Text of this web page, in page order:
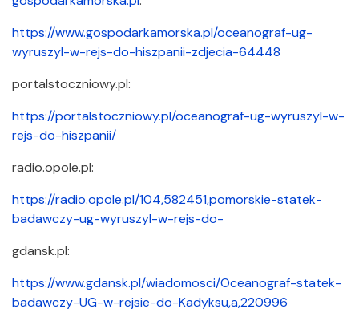
https://www.gospodarkamorska.pl/oceanograf-ug-
wyruszyl-w-rejs-do-hiszpanii-zdjecia-64448
portalstoczniowy.​pl:
https://portalstoczniowy.pl/oceanograf-ug-wyruszyl-w-
rejs-do-hiszpanii/
radio.​opole.​pl:
https://radio.opole.pl/104,582451,pomorskie-statek-
badawczy-ug-wyruszyl-w-rejs-do-
gdansk.​pl:
https://www.gdansk.pl/wiadomosci/Oceanograf-statek-
badawczy-UG-w-rejsie-do-Kadyksu,a,220996